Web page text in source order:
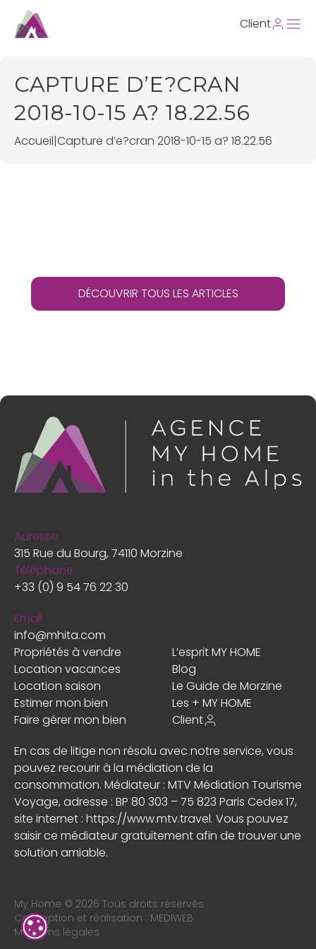
Client
CAPTURE D’E?CRAN
2018-10-15 A? 18.22.56
Accueil|Capture d’e?cran 2018-10-15 a? 18.22.56
DÉCOUVRIR TOUS LES ARTICLES
Propriétés à vendre
L’esprit MY HOME
Location vacances
Blog
Location saison
Le Guide de Morzine
Estimer mon bien
Les + MY HOME
Faire gérer mon bien
Client
Adresse
315 Rue du Bourg, 74110 Morzine
Téléphone
+33 (0) 9 54 76 22 30
Email
info@mhita.com
En cas de litige non résolu avec notre service, vous
pouvez recourir à la médiation de la
consommation. Médiateur : MTV Médiation Tourisme
Voyage, adresse : BP 80 303 – 75 823 Paris Cedex 17,
site internet : https://www.mtv.travel. Vous pouvez
saisir ce médiateur gratuitement afin de trouver une
solution amiable.
My Home © 2026 Tous droits réservés
Conception et réalisation : MEDIWEB
Mentions légales